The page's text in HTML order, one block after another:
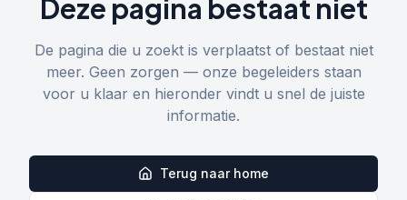
Deze pagina bestaat niet
De pagina die u zoekt is verplaatst of bestaat niet
meer. Geen zorgen — onze begeleiders staan
voor u klaar en hieronder vindt u snel de juiste
informatie.
Terug naar home